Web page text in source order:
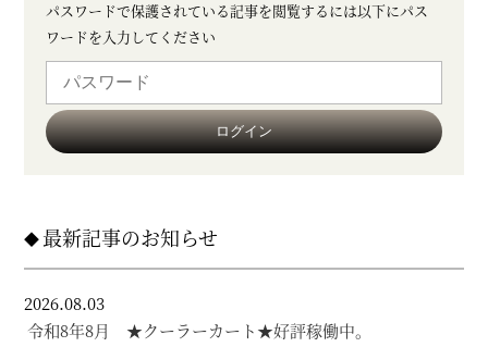
パスワードで保護されている記事を閲覧するには以下にパス
ワードを入力してください
最新記事のお知らせ
2026.08.03
令和8年8月 ★クーラーカート★好評稼働中。